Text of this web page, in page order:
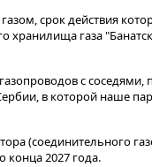
срок действия
хранилища газа
с соседями,
в которой наше
(соединительного
конца 2027 года.